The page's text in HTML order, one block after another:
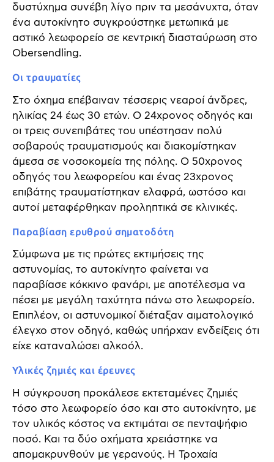
δυστύχημα συνέβη λίγο πριν τα μεσάνυχτα, όταν
ένα αυτοκίνητο συγκρούστηκε μετωπικά με
αστικό λεωφορείο σε κεντρική διασταύρωση στο
Obersendling.
Οι τραυματίες
Στο όχημα επέβαιναν τέσσερις νεαροί άνδρες,
ηλικίας 24 έως 30 ετών. Ο 24χρονος οδηγός και
οι τρεις συνεπιβάτες του υπέστησαν πολύ
σοβαρούς τραυματισμούς και διακομίστηκαν
άμεσα σε νοσοκομεία της πόλης. Ο 50χρονος
οδηγός του λεωφορείου και ένας 23χρονος
επιβάτης τραυματίστηκαν ελαφρά, ωστόσο και
αυτοί μεταφέρθηκαν προληπτικά σε κλινικές.
Παραβίαση ερυθρού σηματοδότη
Σύμφωνα με τις πρώτες εκτιμήσεις της
αστυνομίας, το αυτοκίνητο φαίνεται να
παραβίασε κόκκινο φανάρι, με αποτέλεσμα να
πέσει με μεγάλη ταχύτητα πάνω στο λεωφορείο.
Επιπλέον, οι αστυνομικοί διέταξαν αιματολογικό
έλεγχο στον οδηγό, καθώς υπήρχαν ενδείξεις ότι
είχε καταναλώσει αλκοόλ.
Υλικές ζημιές και έρευνες
Η σύγκρουση προκάλεσε εκτεταμένες ζημιές
τόσο στο λεωφορείο όσο και στο αυτοκίνητο, με
τον υλικός κόστος να εκτιμάται σε πενταψήφιο
ποσό. Και τα δύο οχήματα χρειάστηκε να
απομακρυνθούν με γερανούς. Η Τροχαία